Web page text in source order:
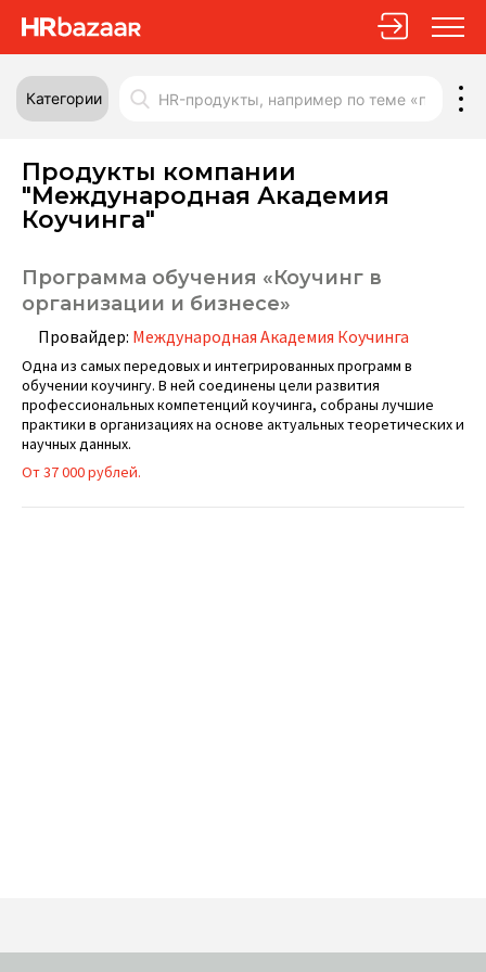
Категории
Продукты компании
"Международная Академия
Коучинга"
Программа обучения «Коучинг в
организации и бизнесе»
Провайдер: Международная Академия Коучинга
Одна из самых передовых и интегрированных программ в
обучении коучингу. В ней соединены цели развития
профессиональных компетенций коучинга, собраны лучшие
практики в организациях на основе актуальных теоретических и
научных данных.
От 37 000 рублей.